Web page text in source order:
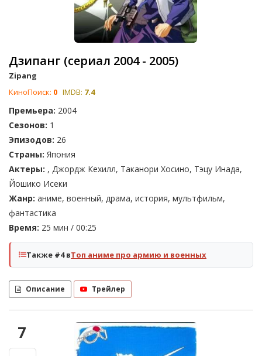
Дзипанг (сериал 2004 - 2005)
Zipang
КиноПоиск: 0 IMDB: 7.4
Премьера: 2004
Сезонов: 1
Эпизодов: 26
Страны: Япония
Актеры: , Джордж Кехилл, Таканори Хосино, Тэцу Инада,
Йошико Исеки
Жанр: аниме, военный, драма, история, мультфильм,
фантастика
Время: 25 мин / 00:25
Также #4 вТоп аниме про армию и военных
Описание Трейлер
7